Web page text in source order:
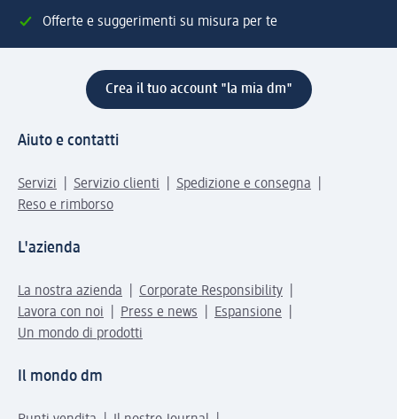
Offerte e suggerimenti su misura per te
Crea il tuo account "la mia dm"
Aiuto e contatti
Servizi Servizio clienti
Spedizione e consegna
Reso e rimborso
L'azienda
La nostra azienda
Corporate Responsibility
Lavora con noi
Press e news
Espansione
Un mondo di prodotti
Il mondo dm